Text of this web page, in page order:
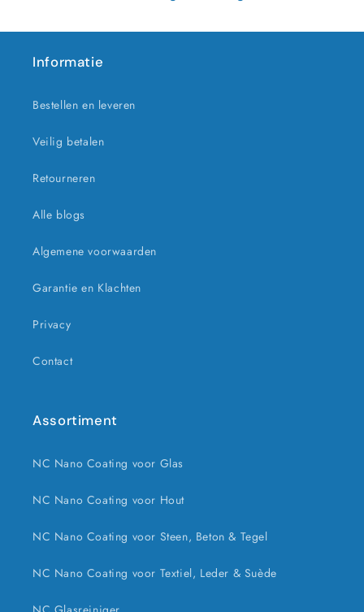
Informatie
Bestellen en leveren
Veilig betalen
Retourneren
Alle blogs
Algemene voorwaarden
Garantie en Klachten
Privacy
Contact
Assortiment
NC Nano Coating voor Glas
NC Nano Coating voor Hout
NC Nano Coating voor Steen, Beton & Tegel
NC Nano Coating voor Textiel, Leder & Suède